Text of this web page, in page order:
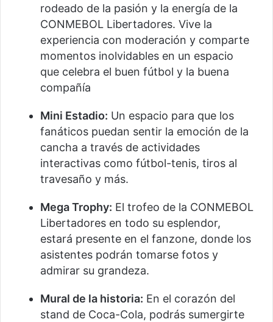
rodeado de la pasión y la energía de la
CONMEBOL Libertadores. Vive la
experiencia con moderación y comparte
momentos inolvidables en un espacio
que celebra el buen fútbol y la buena
compañía
Mini Estadio: Un espacio para que los
fanáticos puedan sentir la emoción de la
cancha a través de actividades
interactivas como fútbol-tenis, tiros al
travesaño y más.
Mega Trophy: El trofeo de la CONMEBOL
Libertadores en todo su esplendor,
estará presente en el fanzone, donde los
asistentes podrán tomarse fotos y
admirar su grandeza.
Mural de la historia: En el corazón del
stand de Coca-Cola, podrás sumergirte